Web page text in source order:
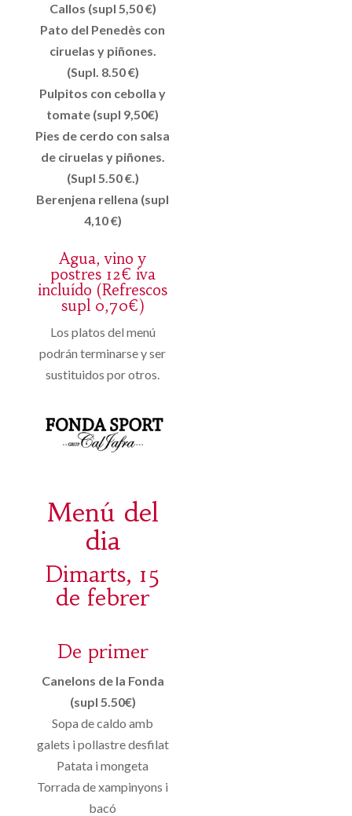
Callos (supl 5,50 €)
Pato del Penedès con
ciruelas y piñones.
(Supl. 8.50 €)
Pulpitos con cebolla y
tomate (supl 9,50€)
Pies de cerdo con salsa
de ciruelas y piñones.
(Supl 5.50 €.)
Berenjena rellena (supl
4,10 €)
Agua, vino y
postres 12€ iva
incluído (Refrescos
supl 0,70€)
Los platos del menú
podrán terminarse y ser
sustituidos por otros.
Menú del
dia
Dimarts, 15
de febrer
De primer
Canelons de la Fonda
(supl 5.50€)
Sopa de caldo amb
galets i pollastre desfilat
Patata i mongeta
Torrada de xampinyons i
bacó